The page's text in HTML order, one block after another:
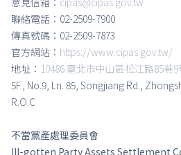
聯絡電話：02-2509-7900
傳真號碼：02-2509-7873
官方網站： https://www.cipas.gov.tw/
地址： 10486 臺北市中山區松江路85巷9
5F., No.9, Ln. 85, Songjiang Rd.,
R.O.C
不當黨產處理委員會
Ill-gotten Party Assets Settlement